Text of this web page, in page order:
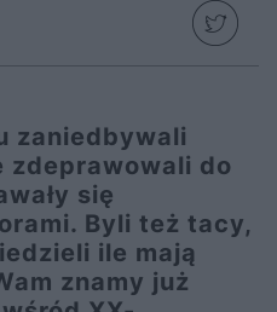
zaniedbywali
zdeprawowali do
się
Byli też tacy,
ile mają
znamy już